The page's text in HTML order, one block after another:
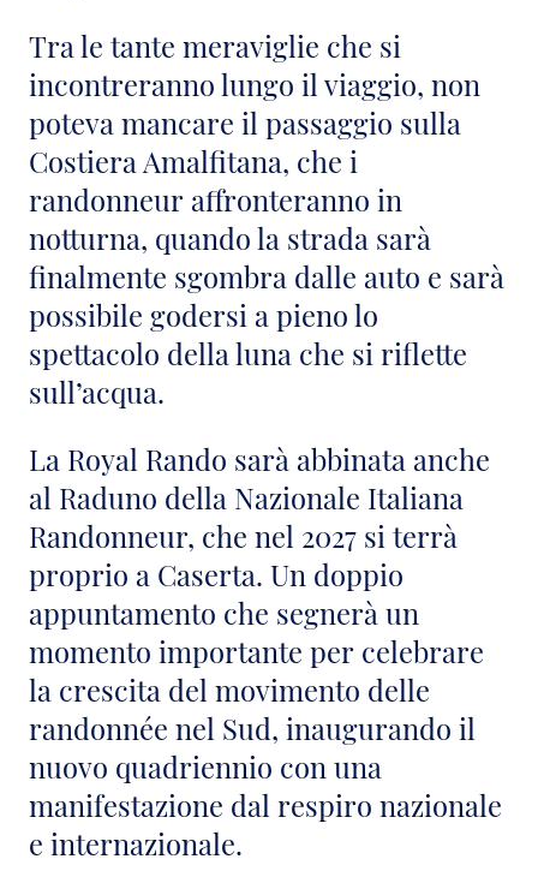
Tra le tante meraviglie che si
incontreranno lungo il viaggio, non
poteva mancare il passaggio sulla
Costiera Amalfitana, che i
randonneur affronteranno in
notturna, quando la strada sarà
finalmente sgombra dalle auto e sarà
possibile godersi a pieno lo
spettacolo della luna che si riflette
sull’acqua.
La Royal Rando sarà abbinata anche
al Raduno della Nazionale Italiana
Randonneur, che nel 2027 si terrà
proprio a Caserta. Un doppio
appuntamento che segnerà un
momento importante per celebrare
la crescita del movimento delle
randonnée nel Sud, inaugurando il
nuovo quadriennio con una
manifestazione dal respiro nazionale
e internazionale.